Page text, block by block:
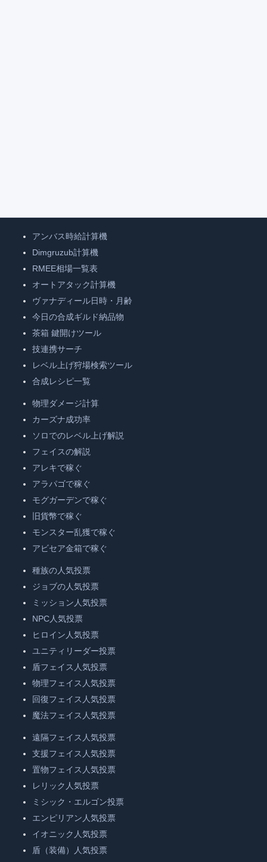
アンバス時給計算機
Dimgruzub計算機
RMEE相場一覧表
オートアタック計算機
ヴァナディール日時・月齢
今日の合成ギルド納品物
茶箱 鍵開けツール
技連携サーチ
レベル上げ狩場検索ツール
合成レシピ一覧
物理ダメージ計算
カーズナ成功率
ソロでのレベル上げ解説
フェイスの解説
アレキで稼ぐ
アラパゴで稼ぐ
モグガーデンで稼ぐ
旧貨幣で稼ぐ
モンスター乱獲で稼ぐ
アビセア金箱で稼ぐ
種族の人気投票
ジョブの人気投票
ミッション人気投票
NPC人気投票
ヒロイン人気投票
ユニティリーダー投票
盾フェイス人気投票
物理フェイス人気投票
回復フェイス人気投票
魔法フェイス人気投票
遠隔フェイス人気投票
支援フェイス人気投票
置物フェイス人気投票
レリック人気投票
ミシック・エルゴン投票
エンピリアン人気投票
イオニック人気投票
盾（装備）人気投票